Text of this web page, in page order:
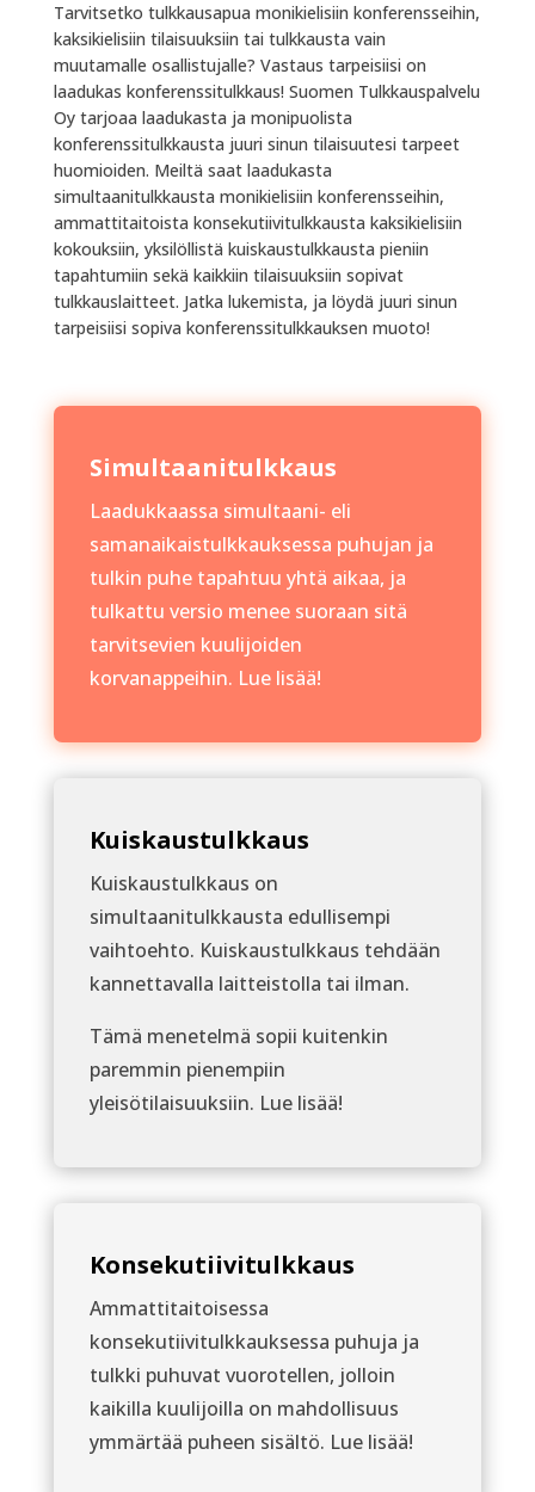
Tarvitsetko tulkkausapua monikielisiin konferensseihin,
kaksikielisiin tilaisuuksiin tai tulkkausta vain
muutamalle osallistujalle? Vastaus tarpeisiisi on
laadukas konferenssitulkkaus! Suomen Tulkkauspalvelu
Oy tarjoaa laadukasta ja monipuolista
konferenssitulkkausta juuri sinun tilaisuutesi tarpeet
huomioiden. Meiltä saat laadukasta
simultaanitulkkausta monikielisiin konferensseihin,
ammattitaitoista konsekutiivitulkkausta kaksikielisiin
kokouksiin, yksilöllistä kuiskaustulkkausta pieniin
tapahtumiin sekä kaikkiin tilaisuuksiin sopivat
tulkkauslaitteet. Jatka lukemista, ja löydä juuri sinun
tarpeisiisi sopiva konferenssitulkkauksen muoto!
Simultaanitulkkaus
Laadukkaassa simultaani- eli
samanaikaistulkkauksessa puhujan ja
tulkin puhe tapahtuu yhtä aikaa, ja
tulkattu versio menee suoraan sitä
tarvitsevien kuulijoiden
korvanappeihin. Lue lisää!
Kuiskaustulkkaus
Kuiskaustulkkaus on
simultaanitulkkausta edullisempi
vaihtoehto. Kuiskaustulkkaus tehdään
kannettavalla laitteistolla tai ilman.
Tämä menetelmä sopii kuitenkin
paremmin pienempiin
yleisötilaisuuksiin. Lue lisää!
Konsekutiivitulkkaus
Ammattitaitoisessa
konsekutiivitulkkauksessa puhuja ja
tulkki puhuvat vuorotellen, jolloin
kaikilla kuulijoilla on mahdollisuus
ymmärtää puheen sisältö. Lue lisää!